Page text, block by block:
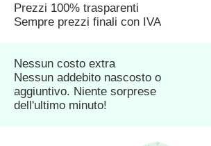
Prezzi 100% trasparenti
Sempre prezzi finali con IVA
Nessun costo extra
Nessun addebito nascosto o
aggiuntivo. Niente sorprese
dell'ultimo minuto!